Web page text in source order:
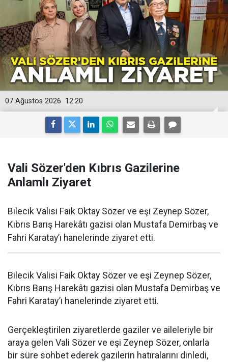
12:20
07 Ağustos 2026
Vali Sözer'den Kıbrıs Gazilerine
Anlamlı Ziyaret
Bilecik Valisi Faik Oktay Sözer ve eşi Zeynep Sözer,
Kıbrıs Barış Harekâtı gazisi olan Mustafa Demirbaş ve
Fahri Karatay’ı hanelerinde ziyaret etti.
Bilecik Valisi Faik Oktay Sözer ve eşi Zeynep Sözer,
Kıbrıs Barış Harekâtı gazisi olan Mustafa Demirbaş ve
Fahri Karatay’ı hanelerinde ziyaret etti.
Gerçekleştirilen ziyaretlerde gaziler ve aileleriyle bir
araya gelen Vali Sözer ve eşi Zeynep Sözer, onlarla
bir süre sohbet ederek gazilerin hatıralarını dinledi,